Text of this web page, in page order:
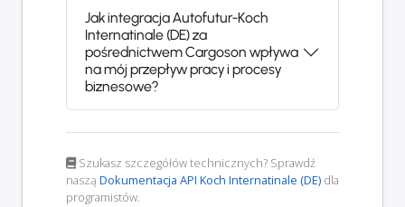
Jak integracja Autofutur-Koch
Internatinale (DE) za
pośrednictwem Cargoson wpływa
na mój przepływ pracy i procesy
biznesowe?
Szukasz szczegółów technicznych? Sprawdź
naszą Dokumentacja API Koch Internatinale (DE) dla
programistów.